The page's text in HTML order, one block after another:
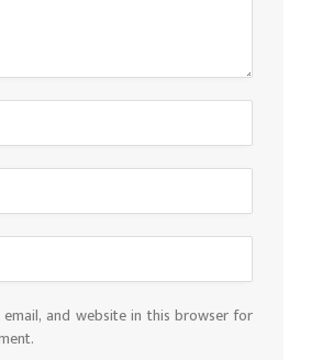
email, and website in this browser for